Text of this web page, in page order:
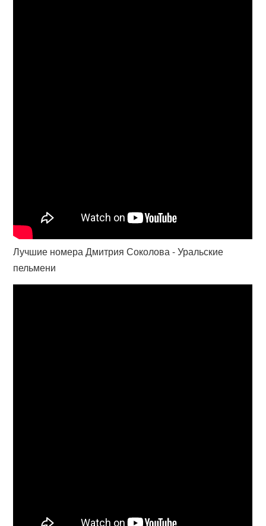
Лучшие номера Дмитрия Соколова - Уральские
пельмени